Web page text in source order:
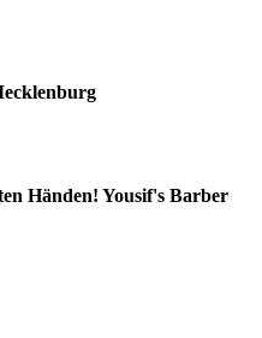
Händen! Yousif's Barber